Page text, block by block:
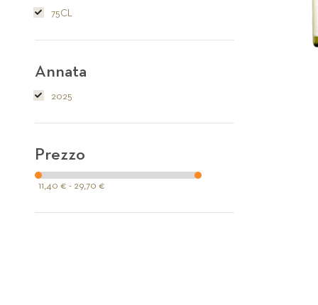
75CL
Annata
2025
Prezzo
11,40 € - 29,70 €